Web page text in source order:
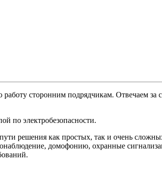
сторонним подрядчикам. Отвечаем за
по электробезопасности.
решения как простых, так и очень
домофонию, охранные